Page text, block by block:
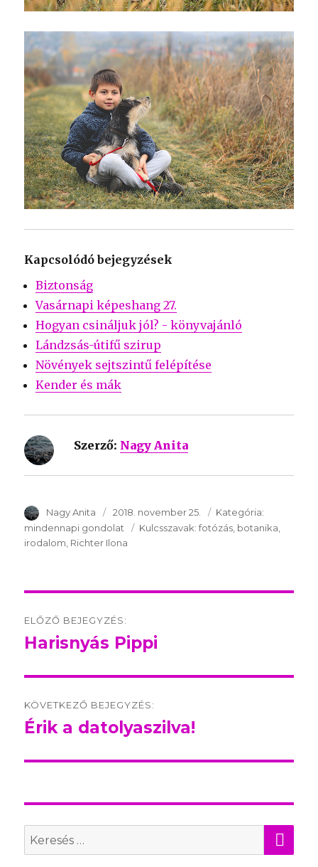
Kapcsolódó bejegyzések
Biztonság
Vasárnapi képeshang 27.
Hogyan csináljuk jól? - könyvajánló
Lándzsás-útifű szirup
Növények sejtszintű felépítése
Kender és mák
Szerző: Nagy Anita
SzerzÅ
Nagy Anita Közzétéve:
2018. november 25. Kategória:
mindennapi gondolat
Kulcsszavak:Kulcsszavak:
fotózás botanika
irodalom Richter Ilona
navigation
ELŐZŐ BEJEGYZÉS:
Előző
Harisnyás Pippi
KÖVETKEZŐ BEJEGYZÉS:
Következő
Érik a datolyaszilva!
Search
for: